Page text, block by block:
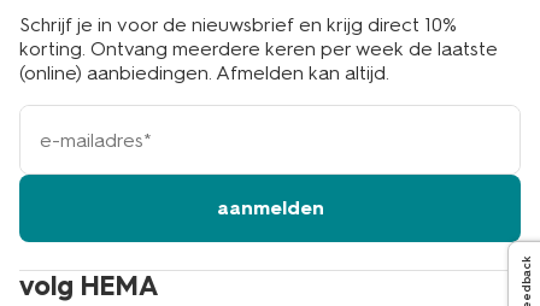
volg HEMA
Schrijf je in voor de nieuwsbrief en krijg direct 10%
korting. Ontvang meerdere keren per week de laatste
(online) aanbiedingen. Afmelden kan altijd.
e-
mailadres
aanmelden
Feedback